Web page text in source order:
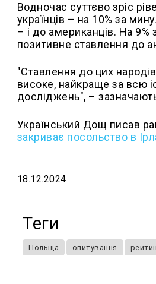
Водночас суттєво зріс
українців – на 10% за
– і до американців. На 9%
позитивне ставлення до
"Ставлення до цих
високе, найкраще за всю
досліджень", –
Український Дощ писав
закриває посольство в
18.12.2024
Теги
Польща опитування